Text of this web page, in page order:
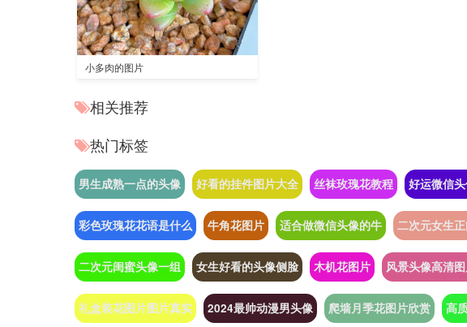
小多肉的图片
相关推荐
热门标签
男生成熟一点的头像 好看的挂件图片大全 丝袜玫瑰花教程 好运微信
彩色玫瑰花花语是什么 牛角花图片 适合做微信头像的牛 二次元女生
二次元闺蜜头像一组 女生好看的头像侧脸 木机花图片 风景头像高清
礼盒装花图片图片真实 2024最帅动漫男头像 爬墙月季花图片欣赏 高